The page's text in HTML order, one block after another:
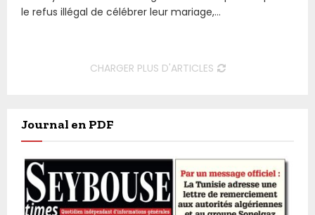
le refus illégal de célébrer leur mariage,...
CHARGER PLUS D'ARTICLES
Journal en PDF